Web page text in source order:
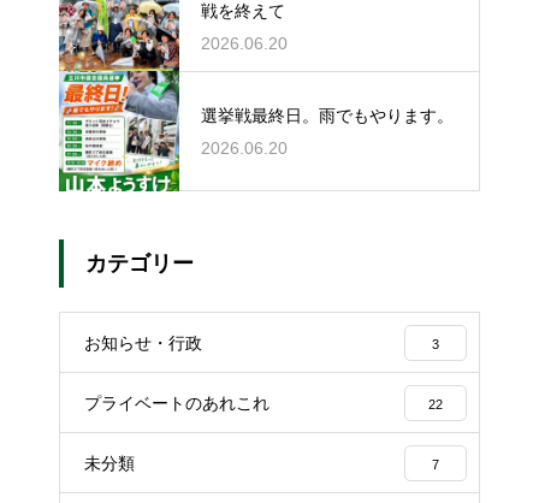
戦を終えて
2026.06.20
選挙戦最終日。雨でもやります。
2026.06.20
カテゴリー
お知らせ・行政 3
プライベートのあれこれ 22
未分類 7